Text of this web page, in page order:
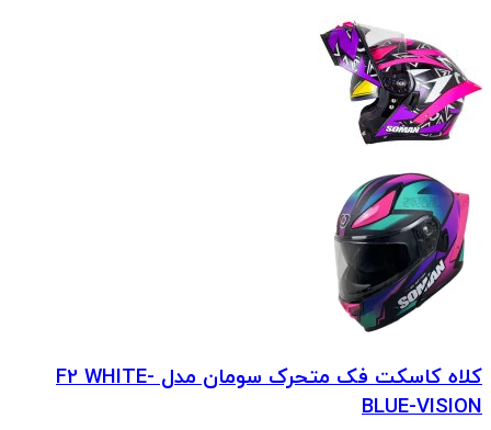
کلاه کاسکت فک متحرک سومان مدل F2 WHITE-
BLUE-VISION